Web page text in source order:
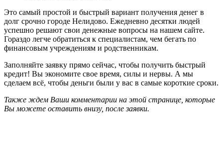
Это самый простой и быстрый вариант получения денег в
долг срочно городе Нелидово. Ежедневно десятки людей
успешно решают свои денежные вопросы на нашем сайте.
Гораздо легче обратиться к специалистам, чем бегать по
финансовым учреждениям и родственникам.
Заполняйте заявку прямо сейчас, чтобы получить быстрый
кредит! Вы экономите свое время, силы и нервы. А мы
сделаем всё, чтобы деньги были у вас в самые короткие сроки.
Также ждем Ваши комментарии на этой странице, которые
Вы можете оставить внизу, после заявки.